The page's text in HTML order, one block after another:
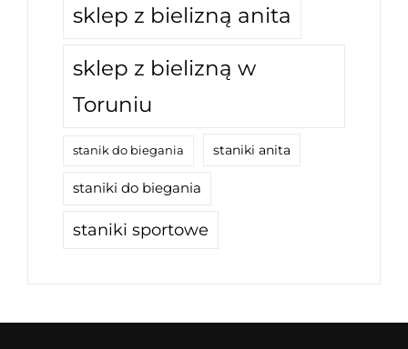
sklep z bielizną anita
sklep z bielizną w
Toruniu
stanik do biegania staniki anita
staniki do biegania
staniki sportowe